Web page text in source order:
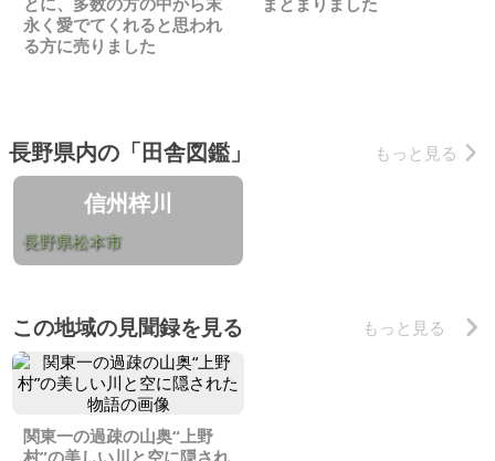
永く愛でてくれると思われ
る方に売りました
長野県内の「田舎図鑑」 もっと見る
信州梓川
長野県松本市
この地域の見聞録を見る もっと見る
関東一の過疎の山奥“上野
村”の美しい川と空に隠され